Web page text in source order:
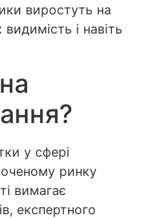
виростуть на
і навіть
у сфері
ринку
вимагає
експертного